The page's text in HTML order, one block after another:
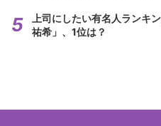
上司にしたい有名人ラン
祐希」、1位は？